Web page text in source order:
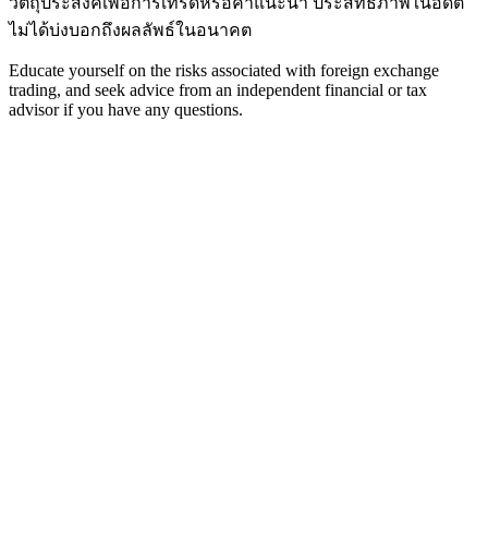
ไม่ได้บ่งบอกถึงผลลัพธ์ในอนาคต
Educate yourself on the risks associated with foreign exchange
trading, and seek advice from an independent financial or tax
advisor if you have any questions.